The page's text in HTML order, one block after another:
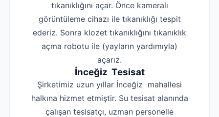
tıkanıklığını açar. Önce kameralı
görüntüleme cihazı ile tıkanıklığı tespit
ederiz. Sonra klozet tıkanıklığını tıkanıklık
açma robotu ile (yayların yardımıyla)
açarız.
İnceğiz Tesisat
Şirketimiz uzun yıllar İnceğiz mahallesi
halkına hizmet etmiştir. Su tesisat alanında
çalışan tesisatçı, uzman personelle